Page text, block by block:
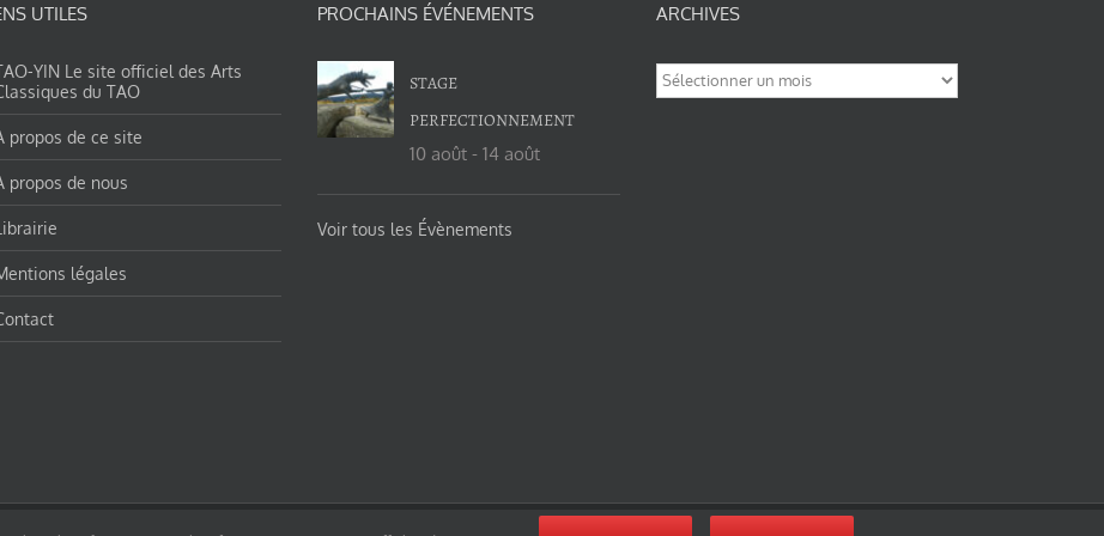
UTILES
YIN Le site officiel des Arts
du TAO
propos de ce site
propos de nous
légales
PROCHAINS ÉVÉNEMENTS
STAGE
PERFECTIONNEMENT
10 août - 14 août
Voir tous les Évènements
ARCHIVES
Archives